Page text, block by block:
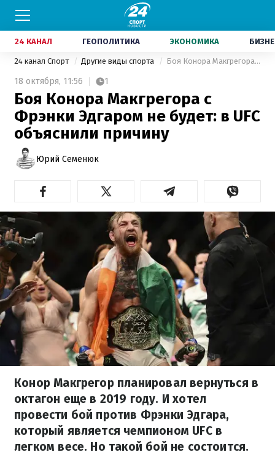
24 КАНАЛ ГЕОПОЛИТИКА ЭКОНОМИКА
24 канал Спорт Другие виды спорта Боя Конора Макгрегора с Фрэнки Эдгаром не будет: в UFC объяснили причину
18 октября, 11:56 1
Боя Конора Макгрегора с
Фрэнки Эдгаром не будет: в UFC
объяснили причину
Юрий Семенюк
Конор Макгрегор планировал вернуться в
октагон еще в 2019 году. И хотел
провести бой против Фрэнки Эдгара,
который является чемпионом UFC в
легком весе. Но такой бой не состоится.